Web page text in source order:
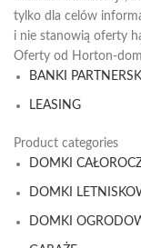
tylko dla celów
i nie stanowią oferty
Oferty od Horton-
BANKI
LEASING
Product categories
DOMKI
DOMKI
DOMKI